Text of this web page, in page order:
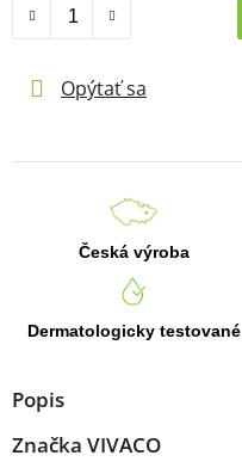
Opýtať sa
Česká výroba
Dermatologicky testované
Popis
Značka VIVACO